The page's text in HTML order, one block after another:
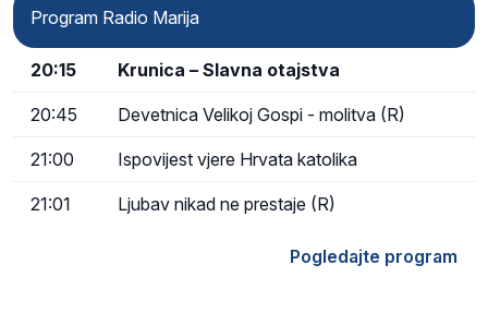
Program Radio Marija
20:15 Krunica – Slavna otajstva
20:45 Devetnica Velikoj Gospi - molitva (R)
21:00 Ispovijest vjere Hrvata katolika
21:01 Ljubav nikad ne prestaje (R)
Pogledajte program